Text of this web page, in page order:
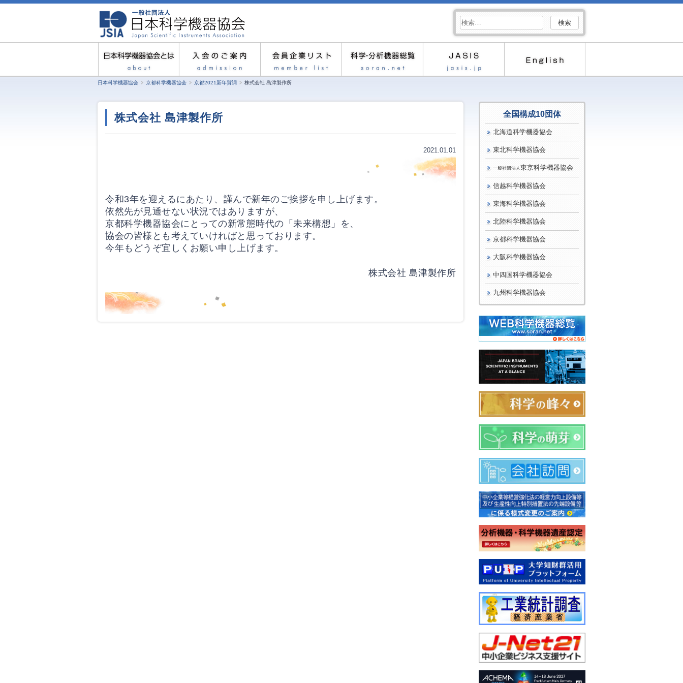
索:
日本科学機器協会 京都科学機器協会 京都2021新年賀詞 株式会社 島津製作所
株式会社 島津製作所
2021.01.01
令和3年を迎えるにあたり、謹んで新年のご挨拶を申し上げます。
依然先が見通せない状況ではありますが、
京都科学機器協会にとっての新常態時代の「未来構想」を、
協会の皆様とも考えていければと思っております。
今年もどうぞ宜しくお願い申し上げます。
株式会社 島津製作所
全国構成10団体
北海道科学機器協会
東北科学機器協会
一般社団法人 東京科学機器協会
信越科学機器協会
東海科学機器協会
北陸科学機器協会
京都科学機器協会
大阪科学機器協会
中四国科学機器協会
九州科学機器協会